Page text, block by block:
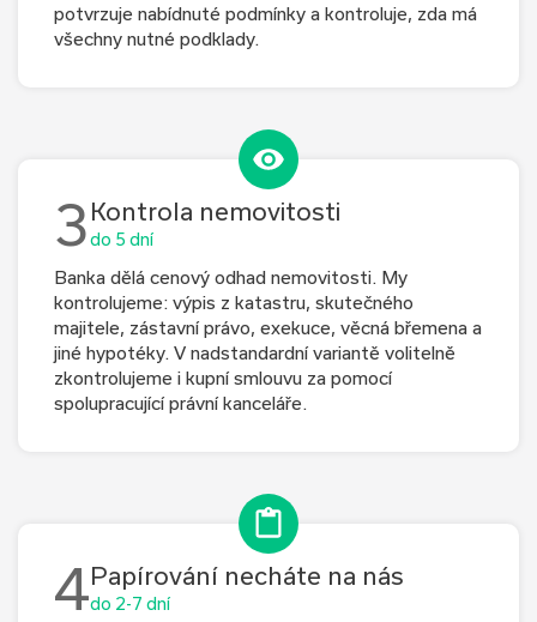
potvrzuje nabídnuté podmínky a kontroluje, zda má
všechny nutné podklady.
3 Kontrola nemovitosti
do 5 dní
Banka dělá cenový odhad nemovitosti. My
kontrolujeme: výpis z katastru, skutečného
majitele, zástavní právo, exekuce, věcná břemena a
jiné hypotéky. V nadstandardní variantě volitelně
zkontrolujeme i kupní smlouvu za pomocí
spolupracující právní kanceláře.
4Papírování necháte na nás
do 2-7 dní